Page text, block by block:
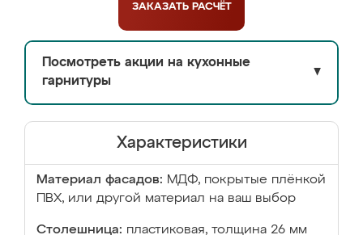
ЗАКАЗАТЬ РАСЧЁТ
Посмотреть акции на кухонные
гарнитуры
▼
Характеристики
Материал фасадов: МДФ, покрытые плёнкой
ПВХ, или другой материал на ваш выбор
Столешница: пластиковая, толщина 26 мм